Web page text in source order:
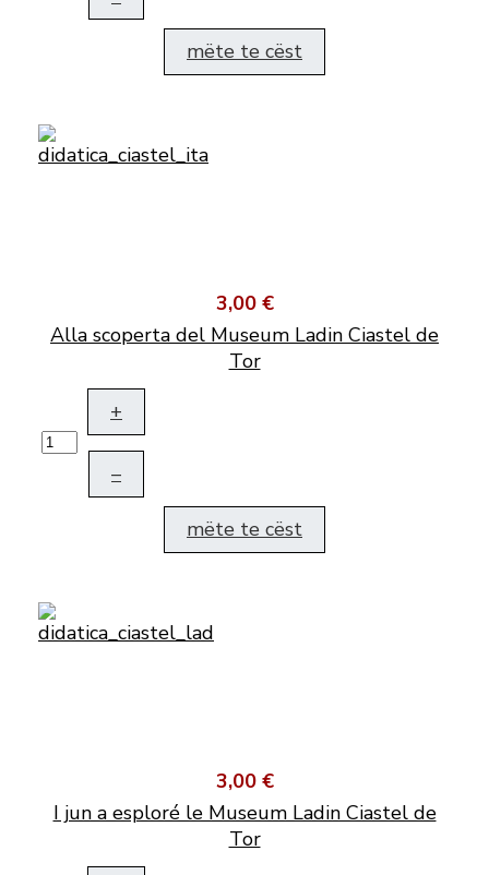
mëte te cëst
3,00 €
Alla scoperta del Museum Ladin Ciastel de
Tor
+
–
mëte te cëst
3,00 €
I jun a esploré le Museum Ladin Ciastel de
Tor